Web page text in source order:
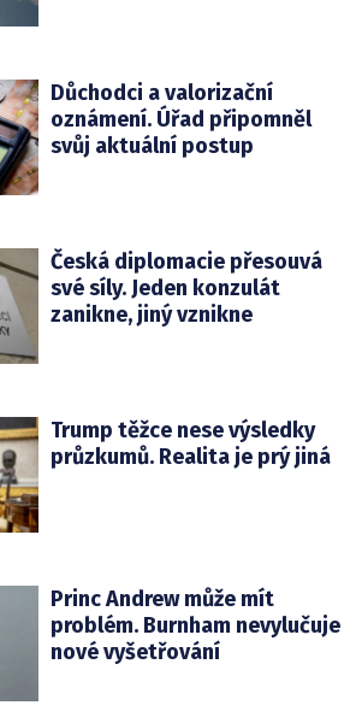
Důchodci a valorizační
oznámení. Úřad připomněl
svůj aktuální postup
Česká diplomacie přesouvá
své síly. Jeden konzulát
zanikne, jiný vznikne
Trump těžce nese výsledky
průzkumů. Realita je prý jiná
Princ Andrew může mít
problém. Burnham nevylučuje
nové vyšetřování